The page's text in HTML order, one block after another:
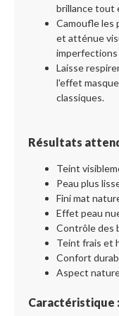
brillance tout
Camoufle les
et atténue
imperfections
Laisse
l'effet
classiques.
Résultats
Teint
Peau plus
Fini mat
Effet peau
Contrôle des
Teint frais et
Confort
Aspect
Caractéristique :